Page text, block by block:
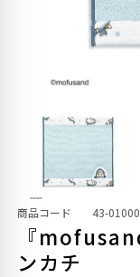
商品コード 43-
『
ンカチ